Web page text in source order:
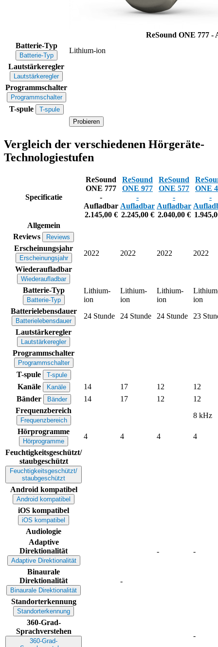
ReSound ONE 777
Batterie-Typ
Batterie-Typ
Lithium-ion
Lautstärkeregler
Lautstärkeregler
Programmschalter
Programmschalter
T-spule
T-spule
Probieren
Vergleich der verschiedenen Hörgeräte-
Technologiestufen
Specificatie
ReSound
ONE 777
-
Aufladbar
2.145,00 €
ReSound
ONE 977
-
Aufladbar
2.245,00 €
ReSound
ONE 577
-
Aufladbar
2.040,00 €
ONE
-
Allgemein
Reviews
Reviews
Erscheinungsjahr
Erscheinungsjahr
2022 2022 2022
2022
Wiederaufladbar
Wiederaufladbar
Batterie-Typ
Batterie-Typ
Lithium-
ion
Lithium-
ion
Lithium-
ion
ion
Batterielebensdauer
Batterielebensdauer
24 Stunde 24 Stunde 24 Stunde
23
Lautstärkeregler
Lautstärkeregler
Programmschalter
Programmschalter
T-spule T-spule
Kanäle Kanäle 14 17 12
12
Bänder
Bänder 14 17 12
12
Frequenzbereich
Frequenzbereich
8 kHz
Hörprogramme
Hörprogramme
4 4 4
4
Feuchtigkeitsgeschützt/
staubgeschützt
Feuchtigkeitsgeschützt/
staubgeschützt
Android kompatibel
Android kompatibel
iOS kompatibel
iOS kompatibel
Audiologie
Adaptive
Direktionalität
Adaptive Direktionalität
- -
Binaurale
Direktionalität
Binaurale Direktionalität
-
Standorterkennung
Standorterkennung
360-Grad-
Sprachverstehen
360-Grad-
-